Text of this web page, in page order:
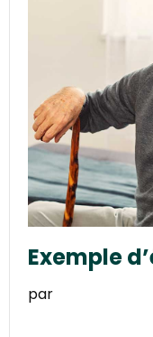
Exemple
par